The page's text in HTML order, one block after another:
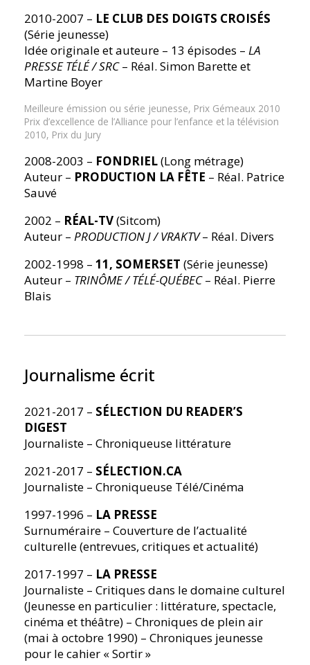
2010-2007 – LE CLUB DES DOIGTS CROISÉS
(Série jeunesse)
Idée originale et auteure – 13 épisodes –LA
PRESSE TÉLÉ / SRC– Réal. Simon Barette et
Martine Boyer
Meilleure émission ou série jeunesse, Prix Gémeaux 2010
Prix d’excellence de l’Alliance pour l’enfance et la télévision
2010, Prix du Jury
2008-2003 – FONDRIEL(Long métrage)
Auteur – PRODUCTION LA FÊTE – Réal. Patrice
Sauvé
2002 – RÉAL-TV(Sitcom)
Auteur –PRODUCTION J / VRAKTV– Réal. Divers
2002-1998 –11, SOMERSET (Série jeunesse)
Auteur – TRINÔME / TÉLÉ-QUÉBEC– Réal. Pierre
Blais
Journalisme écrit
2021-2017 – SÉLECTION DU READER’S
DIGEST
Journaliste – Chroniqueuse littérature
2021-2017 – SÉLECTION.CA
Journaliste – Chroniqueuse Télé/Cinéma
1997-1996 – LA PRESSE
Surnuméraire – Couverture de l’actualité
culturelle (entrevues, critiques et actualité)
2017-1997 – LA PRESSE
Journaliste – Critiques dans le domaine culturel
(Jeunesse en particulier : littérature, spectacle,
cinéma et théâtre) – Chroniques de plein air
(mai à octobre 1990) – Chroniques jeunesse
pour le cahier « Sortir »